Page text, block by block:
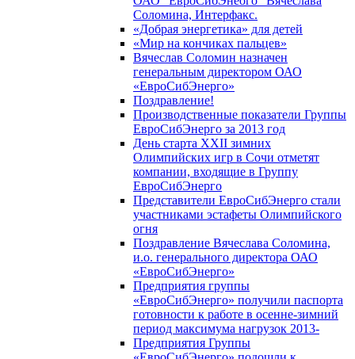
Соломина, Интерфакс.
«Добрая энергетика» для детей
«Мир на кончиках пальцев»
Вячеслав Соломин назначен
генеральным директором ОАО
«ЕвроСибЭнерго»
Поздравление!
Производственные показатели Группы
ЕвроСибЭнерго за 2013 год
День старта XXII зимних
Олимпийских игр в Сочи отметят
компании, входящие в Группу
ЕвроСибЭнерго
Представители ЕвроСибЭнерго стали
участниками эстафеты Олимпийского
огня
Поздравление Вячеслава Соломина,
и.о. генерального директора ОАО
«ЕвроСибЭнерго»
Предприятия группы
«ЕвроСибЭнерго» получили паспорта
готовности к работе в осенне-зимний
период максимума нагрузок 2013-
Предприятия Группы